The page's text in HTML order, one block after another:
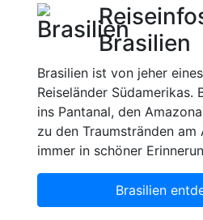
Brasilien
Brasilien ist von jeher
Reiseländer Südamerikas.
ins Pantanal, den
zu den Traumstränden
immer in schöner
Brasilien